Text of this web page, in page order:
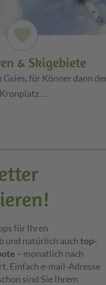
& Skigebiete
Gsies, für Könner dann
Kronplatz …
für Ihren
und natürlich auchtop-
– monatlich nach
Einfach e-mail-Adresse
sind Sie Ihrem